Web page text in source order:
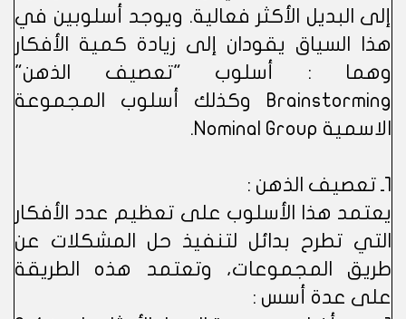
إلى البديل الأكثر فعالية. ويوجد أسلوبين في
هذا السياق يقودان إلى زيادة كمية الأفكار
وهما : أسلوب "تعصيف الذهن"
Brainstorming وكذلك أسلوب المجموعة
الاسمية Nominal Group.
1ـ تعصيف الذهن :
يعتمد هذا الأسلوب على تعظيم عدد الأفكار
التي تطرح بدائل لتنفيذ حل المشكلات عن
طريق المجموعات، وتعتمد هذه الطريقة
على عدة أسس :